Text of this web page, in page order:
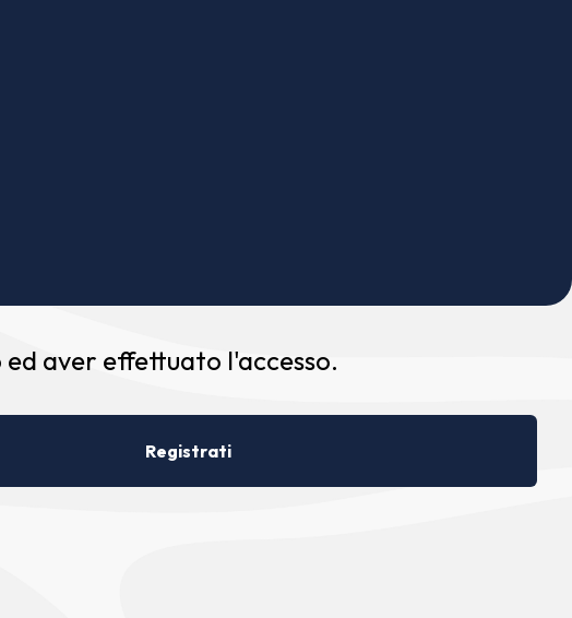
aver effettuato l'accesso.
Registrati